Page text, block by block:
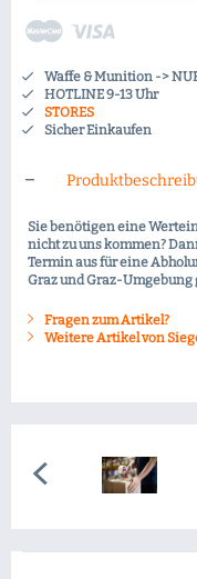
Waffe & Munition ->
HOTLINE 9-13 Uhr
STORES
Sicher Einkaufen
Sie benötigen eine
nicht zu uns kommen?
Termin aus für eine
Graz und Graz-
Fragen zum Artikel?
Weitere Artikel von